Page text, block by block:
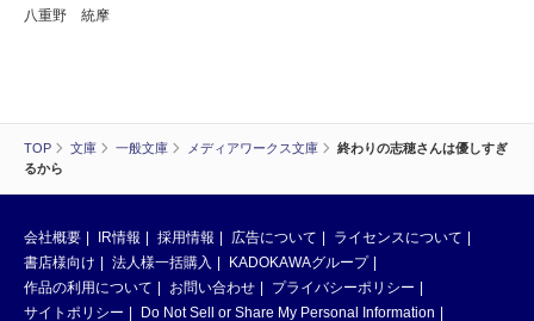
TOP 文庫 一般文庫 メディアワークス文庫
終わりの志穂さんは優しすぎ
るから
八重野 統摩
会社概要 IR情報 採用情報 広告について
ライセンスについて
書店様向け
法人様一括購入
KADOKAWAグループ
作品の利用について
お問い合わせ
プライバシーポリシー
サイトポリシー
Do Not Sell or Share My Personal Information